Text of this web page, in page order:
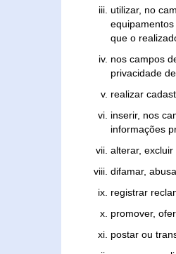
utilizar, no
que o
nos campos
privacidade
realizar
inserir, nos
informações
alterar,
difamar,
registrar
promover,
postar ou